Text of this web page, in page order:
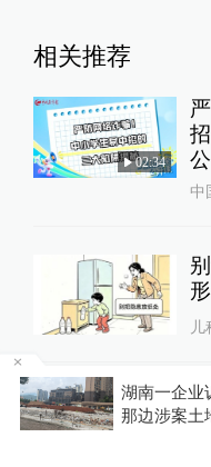
相关推荐
02:34
中
府未交地：这边还在打官
卖了